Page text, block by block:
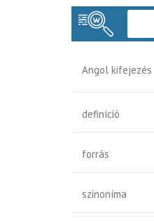
Angol kifejezés
definíció
forrás
szinoníma